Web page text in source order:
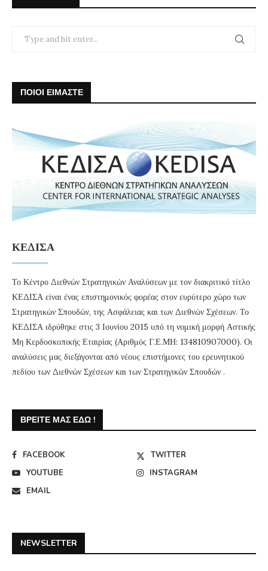
ΠΟΙΟΙ ΕΙΜΑΣΤΕ
ΚΕΔΙΣΑ
Το Κέντρο Διεθνών Στρατηγικών Αναλύσεων με τον διακριτικό τίτλο
ΚΕΔΙΣΑ είναι ένας επιστημονικός φορέας στον ευρύτερο χώρο των
Στρατηγικών Σπουδών, της Ασφάλειας και των Διεθνών Σχέσεων. Το
ΚΕΔΙΣΑ ιδρύθηκε στις 3 Ιουνίου 2015 υπό τη νομική μορφή Αστικής
Μη Κερδοσκοπικής Εταιρίας (Αριθμός Γ.Ε.ΜΗ: 134810907000). Οι
αναλύσεις μας διεξάγονται από νέους επιστήμονες του ερευνητικού
πεδίου των Διεθνών Σχέσεων και των Στρατηγικών Σπουδών .
ΒΡΕΊΤΕ ΜΑΣ ΕΔΏ !
FACEBOOK
TWITTER
YOUTUBE
INSTAGRAM
EMAIL
NEWSLETTER